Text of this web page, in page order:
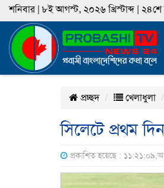
শনিবার | ৮ই আগস্ট, ২০২৬ খ্রিস্টাব্দ | ২৪শে
প্রচ্ছদ খেলাধুলা
সিলেটে প্রথম
প্রকাশিত হয়েছে :